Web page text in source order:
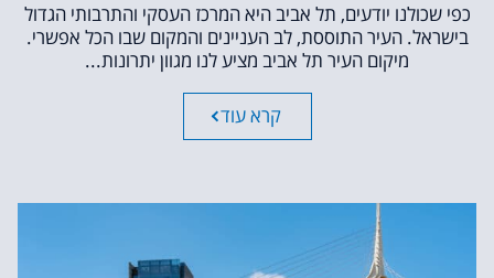
כפי שכולנו יודעים, תל אביב היא המרכז העסקי והתרבותי הגדול
בישראל. העיר התוססת, לב העניינים והמקום שבו הכל אפשרי.
מיקום העיר תל אביב מציע לנו מגוון יתרונות...
קרא עוד